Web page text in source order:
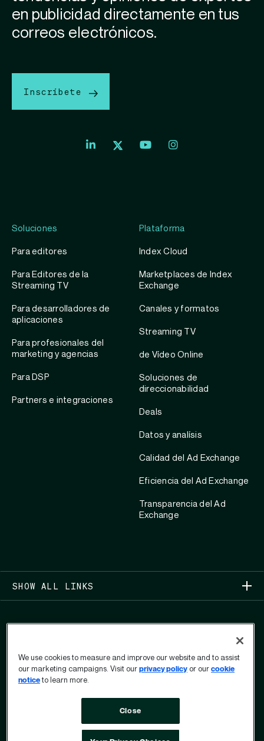
Soluciones
Para editores
Para Editores de la
Streaming TV
Para desarrolladores de
aplicaciones
Para profesionales del
marketing y agencias
Para DSP
Partners e integraciones
Plataforma
Index Cloud
Marketplaces de Index
Exchange
Canales y formatos
Streaming TV
de Vídeo Online
Soluciones de
direccionabilidad
Deals
Datos y analísis
Calidad del Ad Exchange
Eficiencia del Ad Exchange
Transparencia del Ad
Exchange
SHOW ALL LINKS
en publicidad directamente en tus
correos electrónicos.
Inscríbete
IndexIndex
COPYRIGHT 2026
FORMULARIO DE DERECHOS DE PRIVACIDAD DEL
We use cookies to measure and improve our website and to assist
our marketing campaigns. Visit our privacy policy or ourcookie
noticeto learn more.
Close